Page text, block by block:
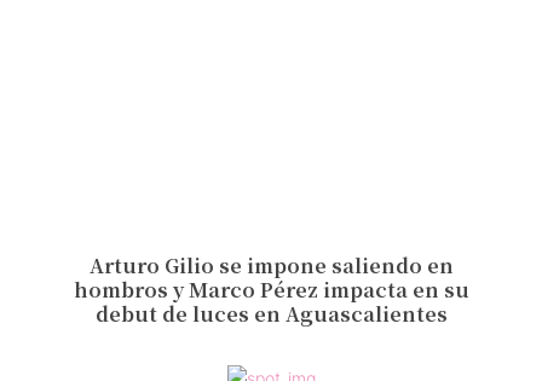
Arturo Gilio se impone saliendo en
hombros y Marco Pérez impacta en su
debut de luces en Aguascalientes